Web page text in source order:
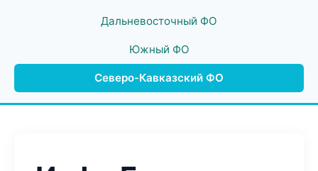
Дальневосточный ФО
Южный ФО
Северо-Кавказский ФО